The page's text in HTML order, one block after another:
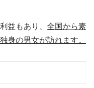
益もあり、 全国から素
身の男女が訪れます。